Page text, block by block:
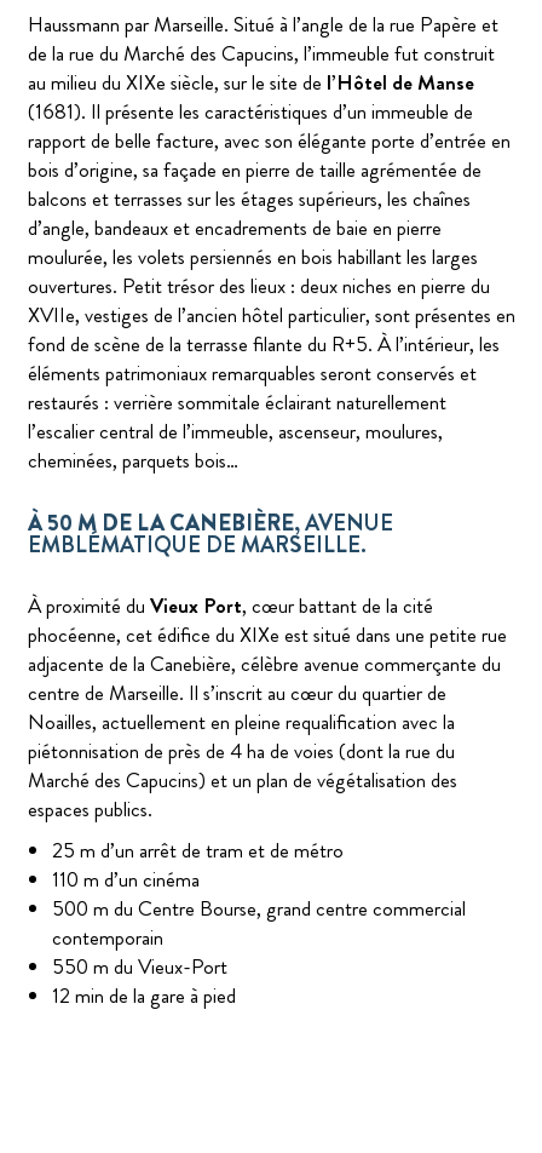
Haussmann par Marseille. Situé à l’angle de la rue Papère et
de la rue du Marché des Capucins, l’immeuble fut construit
au milieu du XIXe siècle, sur le site de l’Hôtel de Manse
(1681). Il présente les caractéristiques d’un immeuble de
rapport de belle facture, avec son élégante porte d’entrée en
bois d’origine, sa façade en pierre de taille agrémentée de
balcons et terrasses sur les étages supérieurs, les chaînes
d’angle, bandeaux et encadrements de baie en pierre
moulurée, les volets persiennés en bois habillant les larges
ouvertures. Petit trésor des lieux : deux niches en pierre du
XVIIe, vestiges de l’ancien hôtel particulier, sont présentes en
fond de scène de la terrasse filante du R+5. À l’intérieur, les
éléments patrimoniaux remarquables seront conservés et
restaurés : verrière sommitale éclairant naturellement
l’escalier central de l’immeuble, ascenseur, moulures,
cheminées, parquets bois…
À 50 M DE LA CANEBIÈRE, AVENUE
EMBLÉMATIQUE DE MARSEILLE.
À proximité du Vieux Port, cœur battant de la cité
phocéenne, cet édifice du XIXe est situé dans une petite rue
adjacente de la Canebière, célèbre avenue commerçante du
centre de Marseille. Il s’inscrit au cœur du quartier de
Noailles, actuellement en pleine requalification avec la
piétonnisation de près de 4 ha de voies (dont la rue du
Marché des Capucins) et un plan de végétalisation des
espaces publics.
25 m d’un arrêt de tram et de métro
110 m d’un cinéma
500 m du Centre Bourse, grand centre commercial
contemporain
550 m du Vieux-Port
12 min de la gare à pied